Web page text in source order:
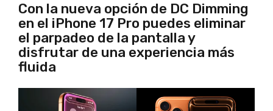
Con la nueva opción de DC Dimming
en el iPhone 17 Pro puedes eliminar
el parpadeo de la pantalla y
disfrutar de una experiencia más
fluida